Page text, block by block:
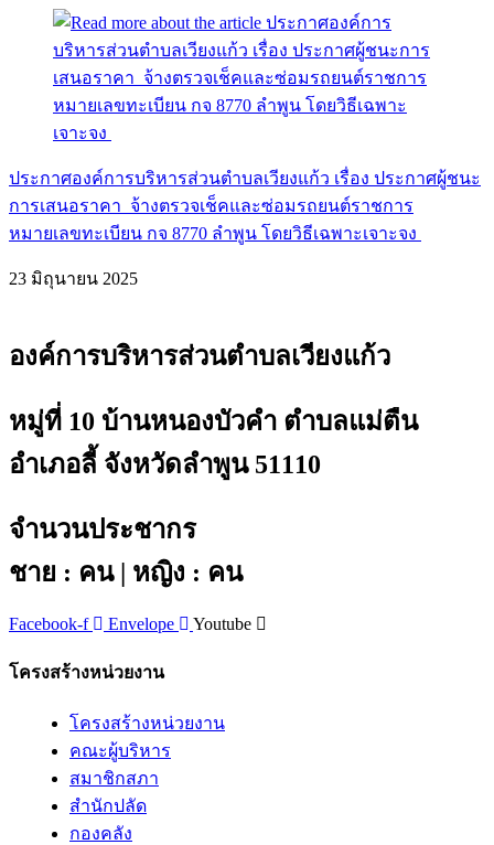
ประกาศองค์การบริหารส่วนตำบลเวียงแก้ว เรื่อง ประกาศผู้ชนะ
การเสนอราคา จ้างตรวจเช็คและซ่อมรถยนต์ราชการ
หมายเลขทะเบียน กจ 8770 ลำพูน โดยวิธีเฉพาะเจาะจง
23 มิถุนายน 2025
องค์การบริหารส่วนตำบลเวียงแก้ว
หมู่ที่ 10 บ้านหนองบัวคำ ตำบลแม่ตืน
อำเภอลี้ จังหวัดลำพูน 51110
จำนวนประชากร
ชาย : คน | หญิง : คน
Facebook-f Envelope Youtube
โครงสร้างหน่วยงาน
โครงสร้างหน่วยงาน
คณะผู้บริหาร
สมาชิกสภา
สำนักปลัด
กองคลัง